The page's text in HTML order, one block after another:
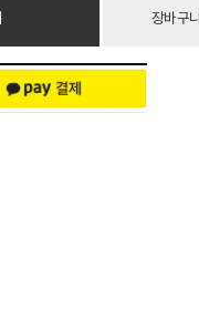
장바구니